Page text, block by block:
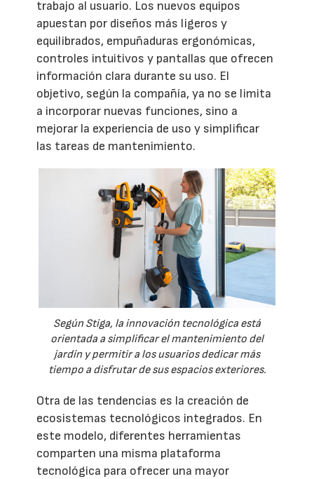
trabajo al usuario. Los nuevos equipos
apuestan por diseños más ligeros y
equilibrados, empuñaduras ergonómicas,
controles intuitivos y pantallas que ofrecen
información clara durante su uso. El
objetivo, según la compañía, ya no se limita
a incorporar nuevas funciones, sino a
mejorar la experiencia de uso y simplificar
las tareas de mantenimiento.
Según Stiga, la innovación tecnológica está
orientada a simplificar el mantenimiento del
jardín y permitir a los usuarios dedicar más
tiempo a disfrutar de sus espacios exteriores.
Otra de las tendencias es la creación de
ecosistemas tecnológicos integrados. En
este modelo, diferentes herramientas
comparten una misma plataforma
tecnológica para ofrecer una mayor